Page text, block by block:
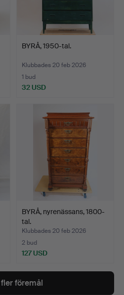
BYRÅ, 1950-tal.
Klubbades 20 feb 2026
1 bud
32 USD
BYRÅ, nyrenässans, 1800-
tal.
Klubbades 20 feb 2026
2 bud
127 USD
föremål